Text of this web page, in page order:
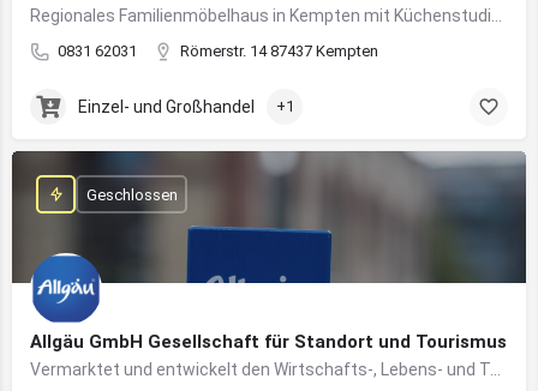
0831 62031 Römerstr. 14 87437 Kempten
Einzel- und Großhandel +1
Allgäu GmbH Gesellschaft für Standort und Tourismus
Geschlossen